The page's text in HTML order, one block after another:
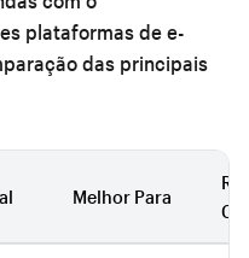
plataformas de e-
das principais
Melhor Para